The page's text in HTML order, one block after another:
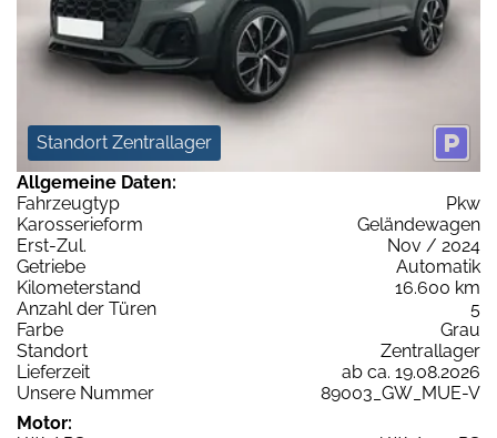
Standort Zentrallager
Allgemeine Daten:
Fahrzeugtyp
Pkw
Karosserieform
Geländewagen
Erst-Zul.
Nov / 2024
Getriebe
Automatik
Kilometerstand
16.600 km
Anzahl der Türen
5
Farbe
Grau
Standort
Zentrallager
Lieferzeit
ab ca. 19.08.2026
Unsere Nummer
89003_GW_MUE-V
Motor: